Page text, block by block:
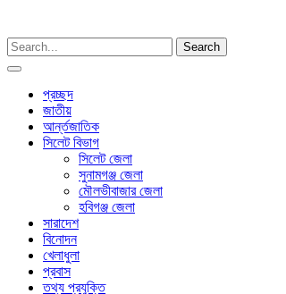
প্রচ্ছদ
জাতীয়
আর্ন্তজাতিক
সিলেট বিভাগ
সিলেট জেলা
সুনামগঞ্জ জেলা
মৌলভীবাজার জেলা
হবিগঞ্জ জেলা
সারাদেশ
বিনোদন
খেলাধুলা
প্রবাস
তথ্য প্রযুক্তি